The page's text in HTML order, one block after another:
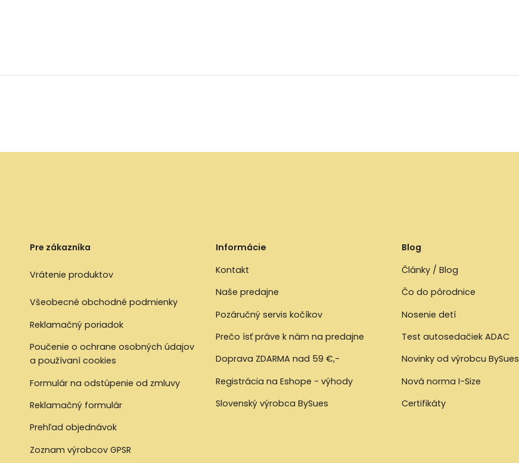
Pre zákazníka
Vrátenie produktov
Všeobecné obchodné podmienky
Reklamačný poriadok
Poučenie o ochrane osobných údajov
a používaní cookies
Formulár na odstúpenie od zmluvy
Reklamačný formulár
Prehľad objednávok
Zoznam výrobcov GPSR
Informácie
Kontakt
Naše predajne
Pozáručný servis kočíkov
Prečo ísť práve k nám na predajne
Doprava ZDARMA nad 59 €,-
Registrácia na Eshope - výhody
Slovenský výrobca BySues
Blog
Články / Blog
Čo do pôrodnice
Nosenie detí
Test autosedačiek ADAC
Novinky od výrobcu BySues
Nová norma I-Size
Certifikáty